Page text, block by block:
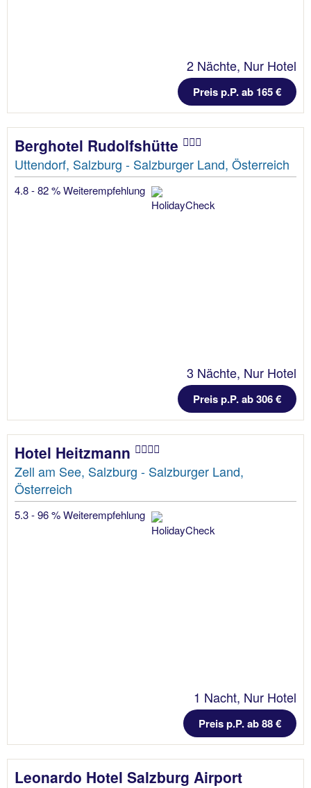
2 Nächte, Nur Hotel
Preis p.P. ab 165 €
Berghotel Rudolfshütte
Uttendorf, Salzburg - Salzburger Land, Österreich
4.8 - 82 % Weiterempfehlung
3 Nächte, Nur Hotel
Preis p.P. ab 306 €
Hotel Heitzmann
Zell am See, Salzburg - Salzburger Land,
Österreich
5.3 - 96 % Weiterempfehlung
1 Nacht, Nur Hotel
Preis p.P. ab 88 €
Leonardo Hotel Salzburg Airport